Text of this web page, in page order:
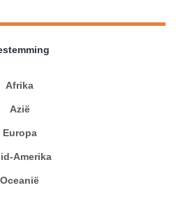
Afrika
Azië
Europa
Amerika
Oceanië